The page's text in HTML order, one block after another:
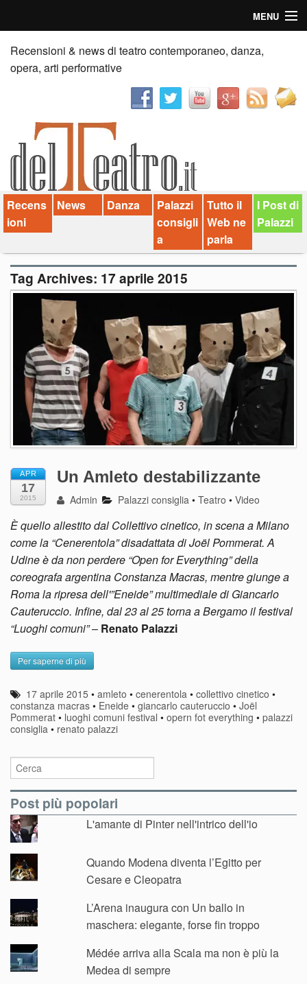
MENU
Home
Recensioni
News
Palazzi consiglia
Video
Chi siamo
Contatti
dT in English
Recensioni & news di teatro contemporaneo, danza,
opera, arti performative
Recens
ioni
News Danza
Palazzi
consigli
a
Tutto il
Web ne
parla
I Post di
Palazzi
Tag Archives: 17 aprile 2015
APR
17
2015
Un Amleto destabilizzante
Admin Palazzi consiglia •Teatro •Video
È quello allestito dal Collettivo cinetico, in scena a Milano
come la “Cenerentola” disadattata di Joël Pommerat. A
Udine è da non perdere “Open for Everything” della
coreografa argentina Constanza Macras, mentre giunge a
Roma la ripresa dell'”Eneide” multimediale di Giancarlo
Cauteruccio. Infine, dal 23 al 25 torna a Bergamo il festival
“Luoghi comuni”– Renato Palazzi
Per saperne di più
17 aprile 2015 •amleto •cenerentola •collettivo cinetico •
constanza macras • Eneide • giancarlo cauteruccio • Joël
Pommerat • luoghi comuni festival • opern fot everything • palazzi
consiglia • renato palazzi
Post più popolari
L'amante di Pinter nell'intrico dell'io
Quando Modena diventa l’Egitto per
Cesare e Cleopatra
L’Arena inaugura con Un ballo in
maschera: elegante, forse fin troppo
Médée arriva alla Scala ma non è più la
Medea di sempre